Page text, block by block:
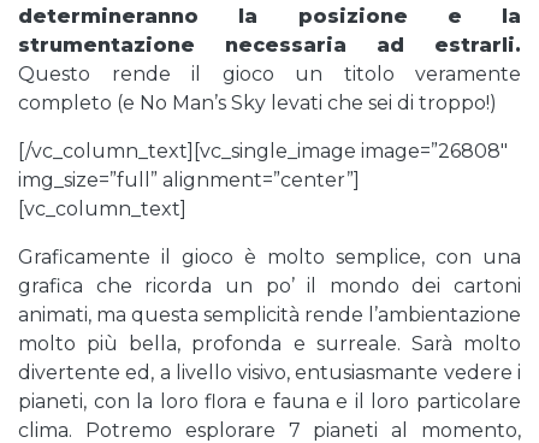
determineranno la posizione e la
strumentazione necessaria ad estrarli.
Questo rende il gioco un titolo veramente
completo (e No Man’s Sky levati che sei di troppo!)
[/vc_column_text][vc_single_image image=”26808″
img_size=”full” alignment=”center”]
[vc_column_text]
Graficamente il gioco è molto semplice, con una
grafica che ricorda un po’ il mondo dei cartoni
animati, ma questa semplicità rende l’ambientazione
molto più bella, profonda e surreale. Sarà molto
divertente ed, a livello visivo, entusiasmante vedere i
pianeti, con la loro flora e fauna e il loro particolare
clima. Potremo esplorare 7 pianeti al momento,